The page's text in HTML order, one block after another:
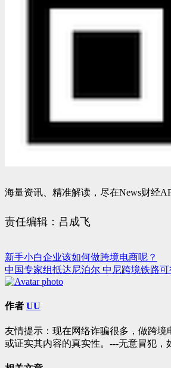
海量资讯、精准解读，尽在News财经
责任编辑：吕成飞
文
章
导
新手小白企业该如何做跨境电商呢？
中国专家组抵达尼泊尔 中尼跨境铁路
作者 UU
友情提示：现在网络诈骗很多，做跨
或证实其内容的真实性。---无意冒犯，